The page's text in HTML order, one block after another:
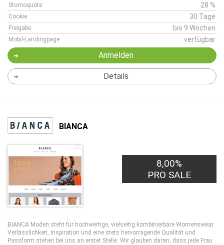
Stornoquote 28 %
Cookie 30 Tage
Freigabe bis 9 Wochen
Mobil-Landingpage verfügbar
Anmelden
Details
BIANCA
8,00%
PRO SALE
BIANCA Moden steht für hochwertige, vielseitig kombinierbare Womenswear.
Verlässlichkeit, Inspiration und eine stets hervorragende Qualität und
Passform stehen bei uns an erster Stelle. Wir glauben daran, dass jede Frau